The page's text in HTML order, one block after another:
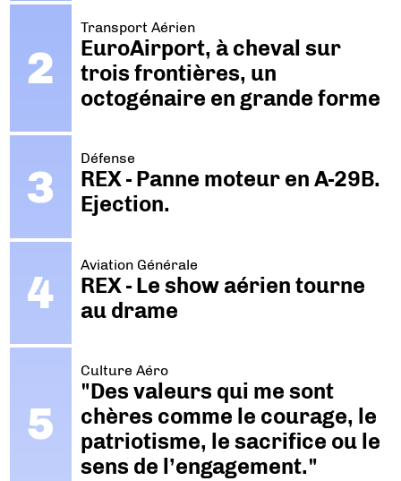
Transport Aérien
EuroAirport, à cheval sur
trois frontières, un
octogénaire en grande forme
Défense
REX - Panne moteur en A-29B.
Ejection.
Aviation Générale
REX - Le show aérien tourne
au drame
Culture Aéro
"Des valeurs qui me sont
chères comme le courage, le
patriotisme, le sacrifice ou le
sens de l’engagement."